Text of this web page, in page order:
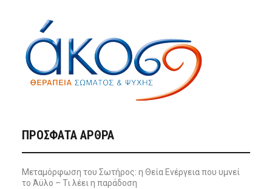
ΠΡΌΣΦΑΤΑ ΆΡΘΡΑ
Μεταμόρφωση του Σωτήρος: η Θεία Ενέργεια που υμνεί
το Άϋλο – Τι λέει η παράδοση